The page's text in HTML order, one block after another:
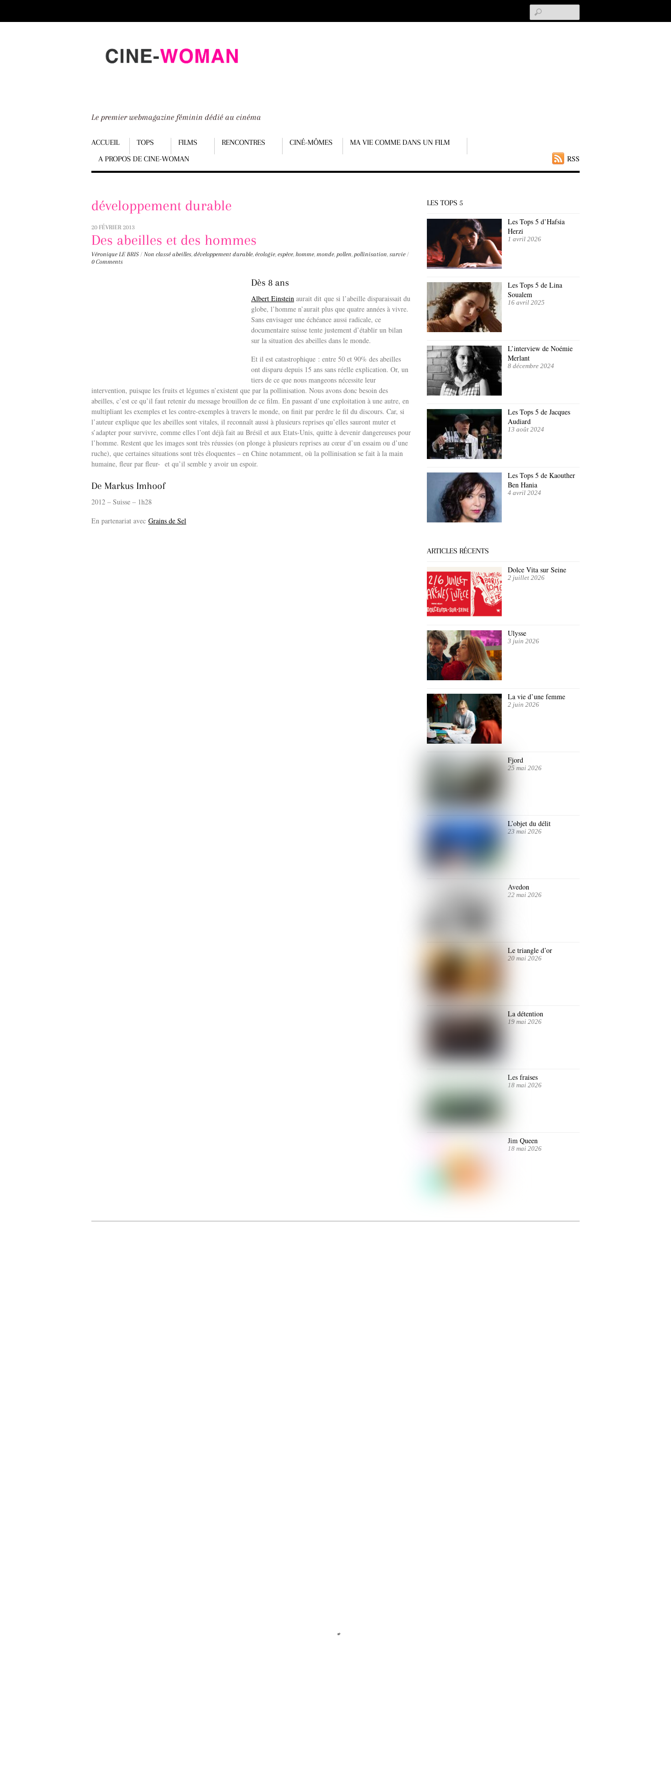
down
Le premier webmagazine féminin dédié au cinéma
RSS
Menu
ACCUEIL TOPS FILMS RENCONTRES CINÉ-MÔMES
MA VIE COMME DANS UN FILM
A PROPOS DE CINE-WOMAN
Scroll
content
développement durable
20 FÉVRIER 2013
Des abeilles et des hommes
Véronique LE BRIS / Non classé abeilles, développement durable, écologie, espèce, homme, monde, pollen, pollinisation, survie /
0 Comments
Dès 8 ans
Albert Einstein aurait dit que si l’abeille disparaissait du
globe, l’homme n’aurait plus que quatre années à vivre.
Sans envisager une échéance aussi radicale, ce
documentaire suisse tente justement d’établir un bilan
sur la situation des abeilles dans le monde.
Et il est catastrophique : entre 50 et 90% des abeilles
ont disparu depuis 15 ans sans réelle explication. Or, un
tiers de ce que nous mangeons nécessite leur
intervention, puisque les fruits et légumes n’existent que par la pollinisation. Nous avons donc besoin des
abeilles, c’est ce qu’il faut retenir du message brouillon de ce film. En passant d’une exploitation à une autre, en
multipliant les exemples et les contre-exemples à travers le monde, on finit par perdre le fil du discours. Car, si
l’auteur explique que les abeilles sont vitales, il reconnaît aussi à plusieurs reprises qu’elles sauront muter et
s’adapter pour survivre, comme elles l’ont déjà fait au Brésil et aux Etats-Unis, quitte à devenir dangereuses pour
l’homme. Restent que les images sont très réussies (on plonge à plusieurs reprises au cœur d’un essaim ou d’une
ruche), que certaines situations sont très éloquentes – en Chine notamment, où la pollinisation se fait à la main
humaine, fleur par fleur- et qu’il semble y avoir un espoir.
De Markus Imhoof
2012 – Suisse – 1h28
En partenariat avec Grains de Sel
LES TOPS 5
Les Tops 5 d’Hafsia
Herzi
1 avril 2026
Les Tops 5 de Lina
Soualem
16 avril 2025
L’interview de Noémie
Merlant
8 décembre 2024
Les Tops 5 de Jacques
Audiard
13 août 2024
Les Tops 5 de Kaouther
Ben Hania
4 avril 2024
ARTICLES RÉCENTS
Dolce Vita sur Seine
2 juillet 2026
Ulysse
3 juin 2026
La vie d’une femme
2 juin 2026
Fjord
25 mai 2026
L’objet du délit
23 mai 2026
Avedon
22 mai 2026
Le triangle d’or
20 mai 2026
La détention
19 mai 2026
Les fraises
18 mai 2026
Jim Queen
18 mai 2026